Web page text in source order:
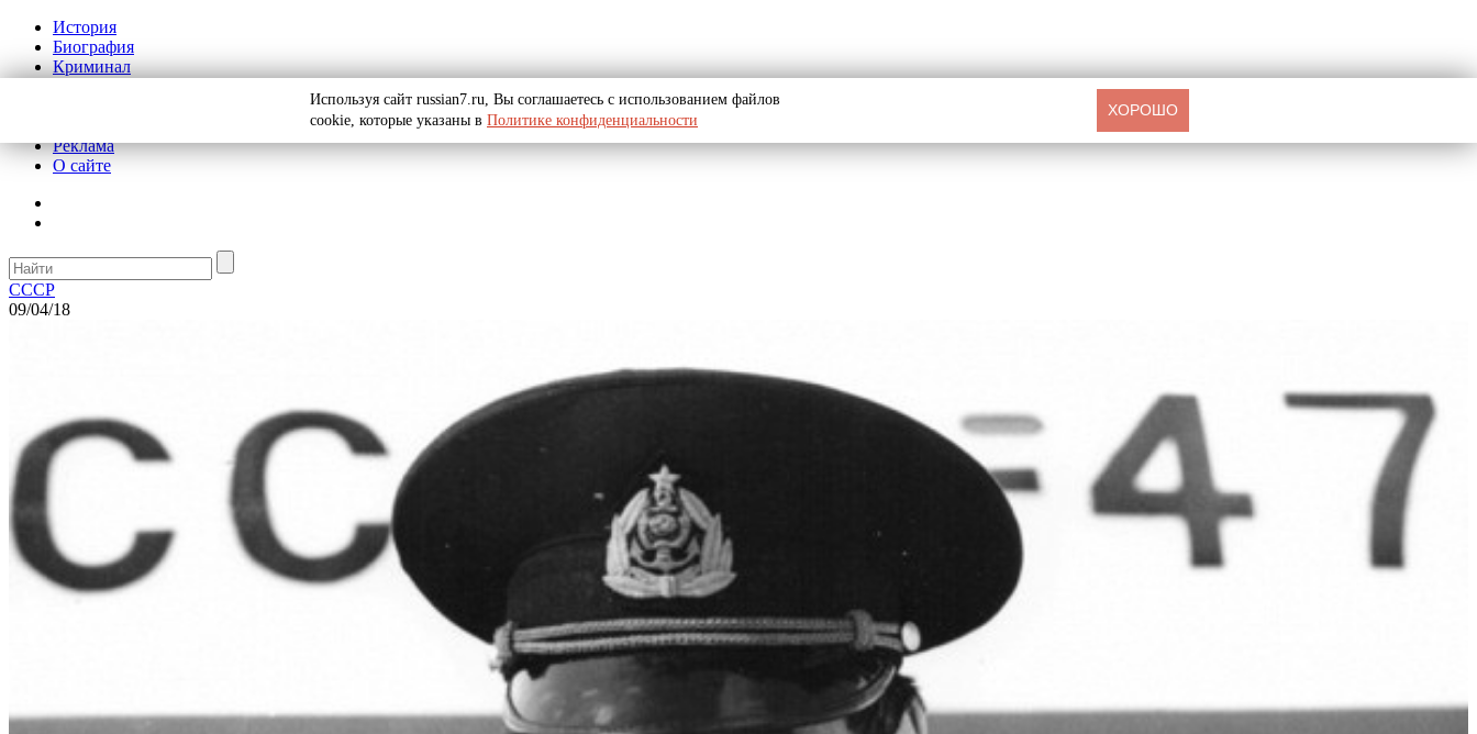
История
Биография
Криминал
Реклама
О сайте
СССР
09/04/18
Используя сайт russian7.ru, Вы соглашаетесь с использованием файлов
cookie, которые указаны в Политике конфиденциальности
ХОРОШО